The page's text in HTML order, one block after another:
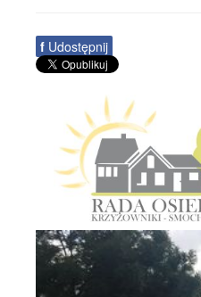
f Udostępnij